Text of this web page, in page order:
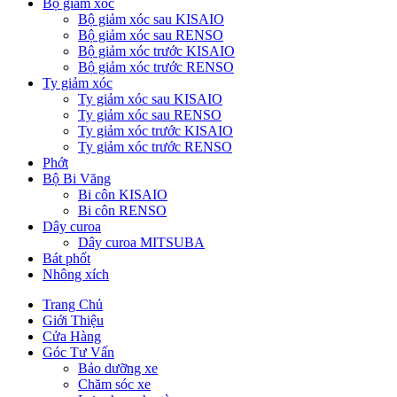
Bộ giảm xóc
Bộ giảm xóc sau KISAIO
Bộ giảm xóc sau RENSO
Bộ giảm xóc trước KISAIO
Bộ giảm xóc trước RENSO
Ty giảm xóc
Ty giảm xóc sau KISAIO
Ty giảm xóc sau RENSO
Ty giảm xóc trước KISAIO
Ty giảm xóc trước RENSO
Phớt
Bộ Bi Văng
Bi côn KISAIO
Bi côn RENSO
Dây curoa
Dây curoa MITSUBA
Bát phốt
Nhông xích
Trang Chủ
Giới Thiệu
Cửa Hàng
Góc Tư Vấn
Bảo dưỡng xe
Chăm sóc xe